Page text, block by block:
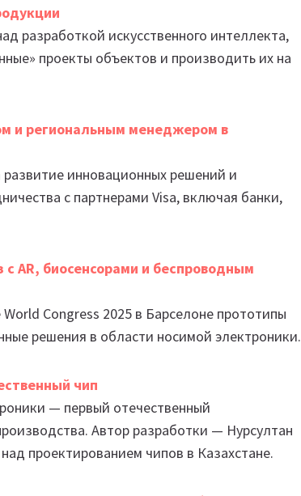
разработкой искусственного интеллекта,
проекты объектов и производить их на
и региональным менеджером в
инновационных решений и
с партнерами Visa, включая банки,
AR, биосенсорами и беспроводным
Congress 2025 в Барселоне прототипы
решения в области носимой электроники.
чип
— первый отечественный
Автор разработки — Нурсултан
проектированием чипов в Казахстане.